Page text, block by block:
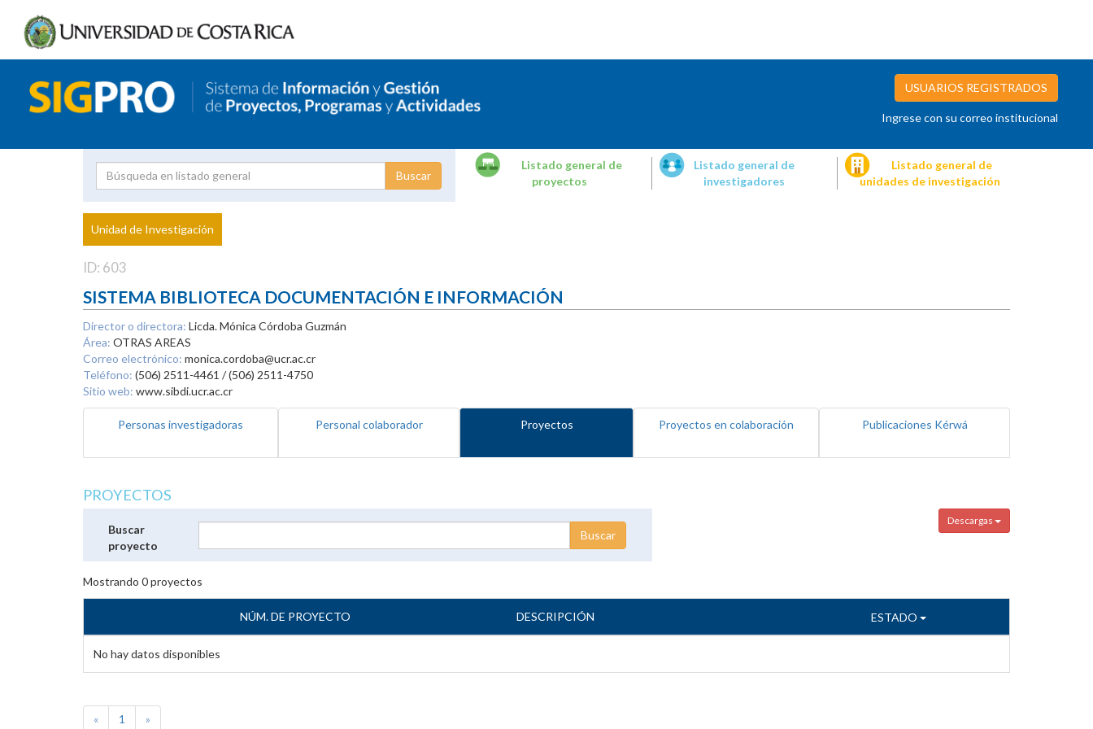
USUARIOS REGISTRADOS
Ingrese con su correo institucional
Proyecto
Investigador
Listado general de
proyectos
Listado general de
investigadores
Listado general de
unidades de investigación
Unidad de Investigación
ID: 603
SISTEMA BIBLIOTECA DOCUMENTACIÓN E INFORMACIÓN
Director o directora: Licda. Mónica Córdoba Guzmán
Área: OTRAS AREAS
Correo electrónico: monica.cordoba@ucr.ac.cr
Teléfono: (506) 2511-4461 / (506) 2511-4750
Sitio web: www.sibdi.ucr.ac.cr
Personas investigadoras Personal colaborador Proyectos Proyectos en colaboración Publicaciones Kérwá
PROYECTOS
Descargas
Buscar
proyecto
Mostrando 0proyectos
NÚM. DE PROYECTO DESCRIPCIÓN ESTADO
No hay datos disponibles
« 1 »